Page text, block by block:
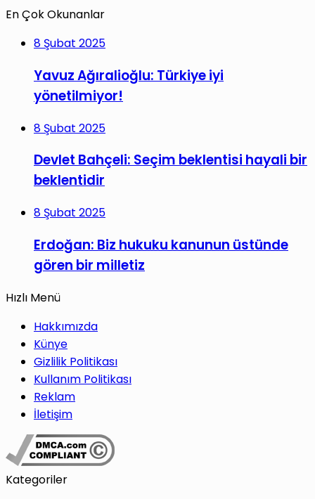
En Çok Okunanlar
8 Şubat 2025
Yavuz Ağıralioğlu: Türkiye iyi
yönetilmiyor!
8 Şubat 2025
Devlet Bahçeli: Seçim beklentisi hayali bir
beklentidir
8 Şubat 2025
Erdoğan: Biz hukuku kanunun üstünde
gören bir milletiz
Hızlı Menü
Hakkımızda
Künye
Gizlilik Politikası
Kullanım Politikası
Reklam
İletişim
Kategoriler